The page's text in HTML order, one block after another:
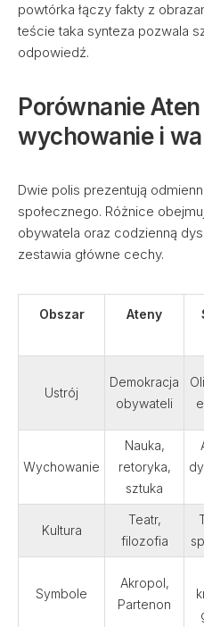
powtórka łączy fakty z
teście taka synteza pozwala
odpowiedź.
Porównanie
wychowanie i
Dwie polis prezentują
społecznego. Różnice
obywatela oraz codzienną
zestawia główne cechy.
Obszar Ateny
Ustrój
Demokracja
obywateli
Wychowanie
Nauka,
retoryka,
sztuka
Kultura
Teatr,
filozofia
Symbole
Akropol,
Partenon